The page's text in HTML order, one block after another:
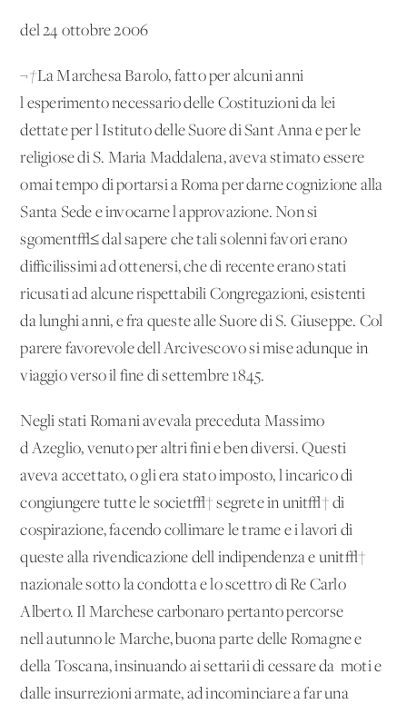
del 24 ottobre 2006
¬†La Marchesa Barolo, fatto per alcuni anni
l'esperimento necessario delle Costituzioni da lei
dettate per l'Istituto delle Suore di Sant'Anna e per le
religiose di S. Maria Maddalena, aveva stimato essere
omai tempo di portarsi a Roma per darne cognizione alla
Santa Sede e invocarne l'approvazione. Non si
sgoment√≤ dal sapere che tali solenni favori erano
difficilissimi ad ottenersi, che di recente erano stati
ricusati ad alcune rispettabili Congregazioni, esistenti
da lunghi anni, e fra queste alle Suore di S. Giuseppe. Col
parere favorevole dell'Arcivescovo si mise adunque in
viaggio verso il fine di settembre 1845.
Negli stati Romani avevala preceduta Massimo
d'Azeglio, venuto per altri fini e ben diversi. Questi
aveva accettato, o gli era stato imposto, l'incarico di
congiungere tutte le societ√† segrete in unit√† di
cospirazione, facendo collimare le trame e i lavori di
queste alla rivendicazione dell'indipendenza e unit√†
nazionale sotto la condotta e lo scettro di Re Carlo
Alberto. Il Marchese carbonaro pertanto percorse
nell'autunno le Marche, buona parte delle Romagne e
della Toscana, insinuando ai settarii di cessare da' moti e
dalle insurrezioni armate, ad incominciare a far una